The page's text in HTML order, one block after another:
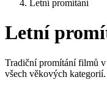
Letní promítání
Letní
Tradiční promítání filmů
všech věkových kategorií.